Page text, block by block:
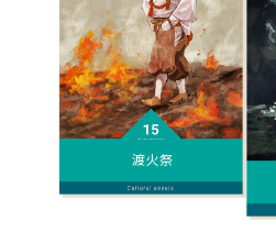
渡火祭